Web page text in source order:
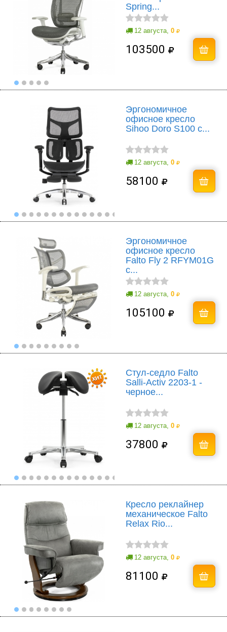
Spring...
12 августа, 0
103500
Эргономичное
офисное кресло
Sihoo Doro S100 с...
12 августа, 0
58100
Эргономичное
офисное кресло
Falto Fly 2 RFYM01G
с...
12 августа, 0
105100
Стул-седло Falto
Salli-Activ 2203-1 -
черное...
12 августа, 0
37800
Кресло реклайнер
механическое Falto
Relax Rio...
12 августа, 0
81100